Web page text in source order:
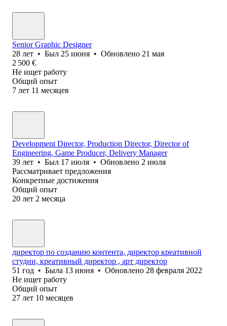
Senior Graphic Designer
28 лет • Был 25 июня • Обновлено 21 мая
2 500 €
Не ищет работу
Общий опыт
7 лет 11 месяцев
Development Director, Production Director, Director of
Engineering, Game Producer, Delivery Manager
39 лет • Был 17 июля • Обновлено 2 июля
Рассматривает предложения
Конкретные достижения
Общий опыт
20 лет 2 месяца
директор по созданию контента, директор креативной
студии, креативный директор , арт директор
51 год • Была 13 июня • Обновлено 28 февраля 2022
Не ищет работу
Общий опыт
27 лет 10 месяцев